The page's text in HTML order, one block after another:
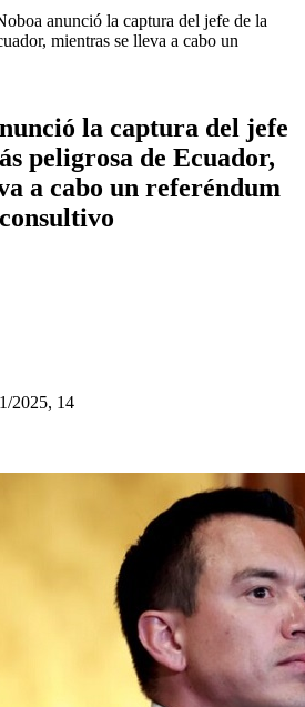
anunció la captura del jefe de la
mientras se lleva a cabo un
la captura del jefe
peligrosa de Ecuador,
a cabo un referéndum
consultivo
2025, 14